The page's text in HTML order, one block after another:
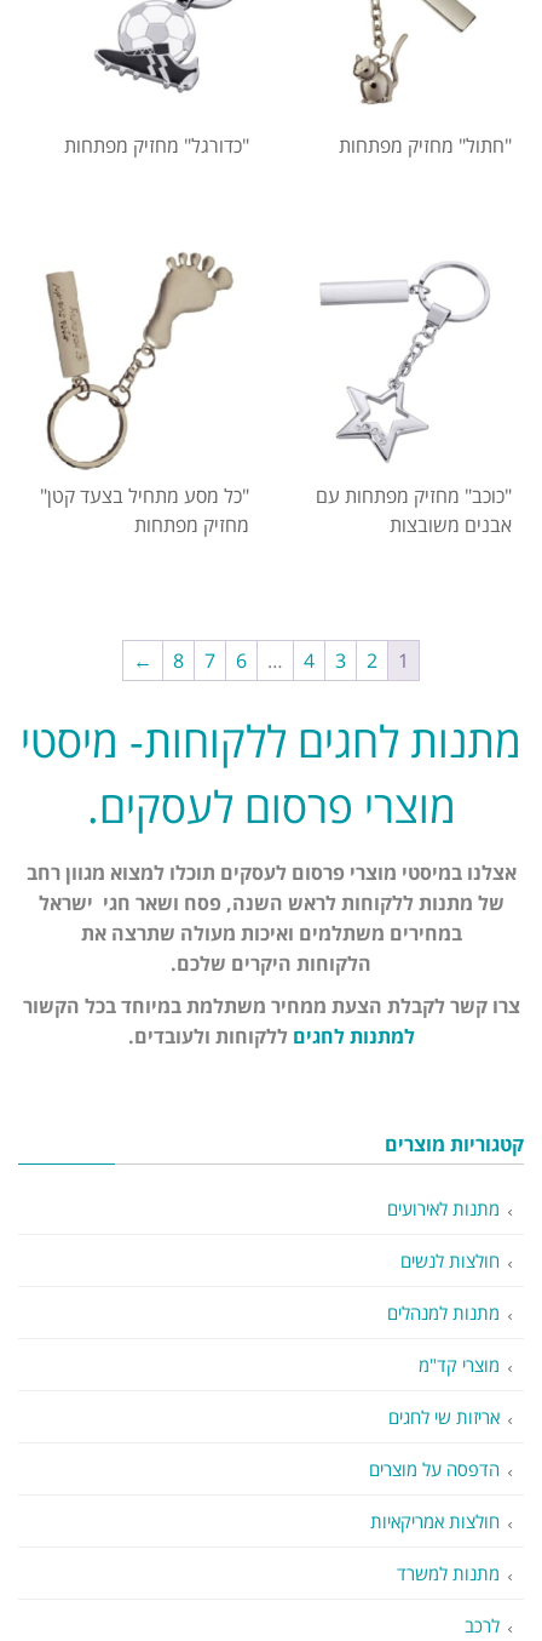
"חתול" מחזיק מפתחות "כדורגל" מחזיק מפתחות
"כוכב" מחזיק מפתחות עם
אבנים משובצות
"כל מסע מתחיל בצעד קטן"
מחזיק מפתחות
1
2
3
4
…
6
7
8
←
מתנות לחגים ללקוחות- מיסטי
מוצרי פרסום לעסקים.
אצלנו במיסטי מוצרי פרסום לעסקים תוכלו למצוא מגוון רחב
של מתנות ללקוחות לראש השנה, פסח ושאר חגי ישראל
במחירים משתלמים ואיכות מעולה שתרצה את
הלקוחות היקרים שלכם.
צרו קשר לקבלת הצעת ממחיר משתלמת במיוחד בכל הקשור
למתנות לחגים ללקוחות ולעובדים.
קטגוריות מוצרים
מתנות לאירועים
חולצות לנשים
מתנות למנהלים
מוצרי קד"מ
אריזות שי לחגים
הדפסה על מוצרים
חולצות אמריקאיות
מתנות למשרד
לרכב